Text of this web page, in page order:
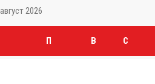
август 2026
П В С